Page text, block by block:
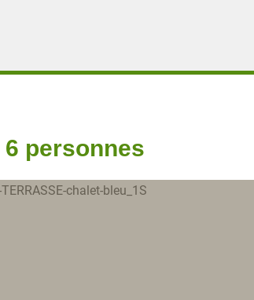
personnes